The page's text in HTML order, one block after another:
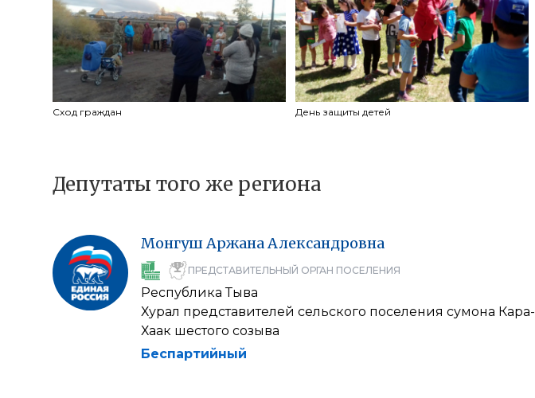
Сход граждан День защиты детей
Депутаты того же региона
МонгушАржанаАлександровна
ПРЕДСТАВИТЕЛЬНЫЙ ОРГАН ПОСЕЛЕНИЯ
Республика Тыва
Хурал представителей сельского поселения сумона Кара-
Хаак шестого созыва
Беспартийный